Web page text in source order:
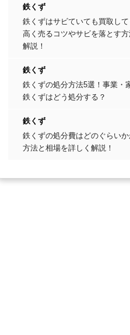
鉄くず
鉄くずはサビていても買取して
高く売るコツやサビを落とす
解説！
鉄くず
鉄くずの処分方法5選！事業・
鉄くずはどう処分する？
鉄くず
鉄くずの処分費はどのぐらい
方法と相場を詳しく解説！